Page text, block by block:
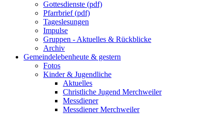
Gottesdienste (pdf)
Pfarrbrief (pdf)
Tageslesungen
Impulse
Gruppen - Aktuelles & Rückblicke
Archiv
Gemeindelebenheute & gestern
Fotos
Kinder & Jugendliche
Aktuelles
Christliche Jugend Merchweiler
Messdiener
Messdiener Merchweiler